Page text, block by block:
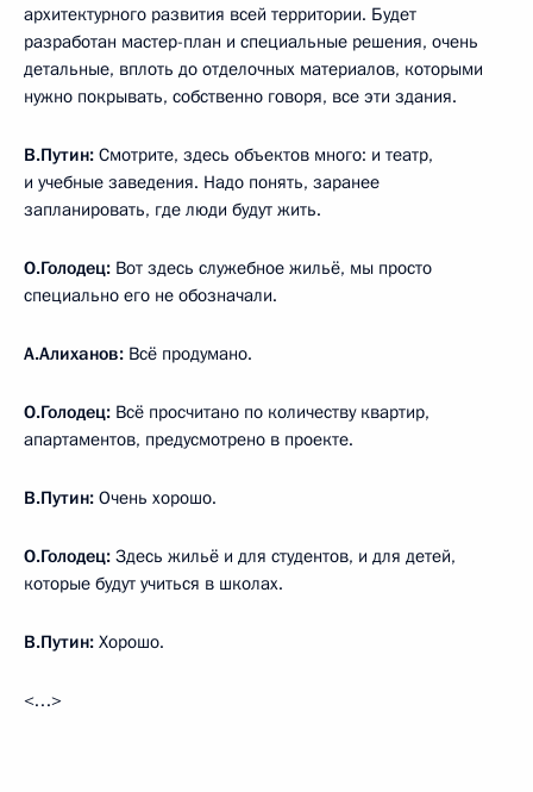
архитектурного развития всей территории. Будет
разработан мастер-план и специальные решения, очень
детальные, вплоть до отделочных материалов, которыми
нужно покрывать, собственно говоря, все эти здания.
В.Путин: Смотрите, здесь объектов много: и театр,
и учебные заведения. Надо понять, заранее
запланировать, где люди будут жить.
О.Голодец: Вот здесь служебное жильё, мы просто
специально его не обозначали.
А.Алиханов: Всё продумано.
О.Голодец: Всё просчитано по количеству квартир,
апартаментов, предусмотрено в проекте.
В.Путин: Очень хорошо.
О.Голодец: Здесь жильё и для студентов, и для детей,
которые будут учиться в школах.
В.Путин: Хорошо.
<…>